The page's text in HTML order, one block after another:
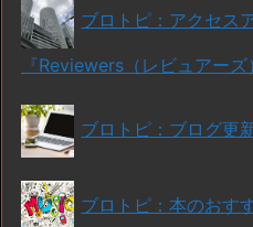
ブロトピ：アクセス
『Reviewers（レビュアーズ
ブロトピ：ブログ更
ブロトピ：本のおす